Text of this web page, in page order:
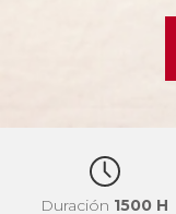
Duración 1500 H